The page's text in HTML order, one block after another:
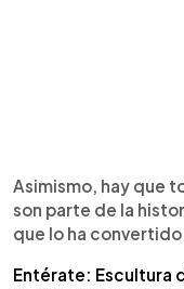
Asimismo, hay que
son parte de la
que lo ha
Entérate: Escultura